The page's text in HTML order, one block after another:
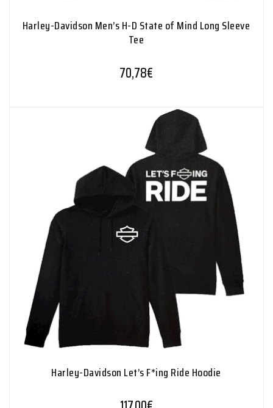
Harley-Davidson Men’s H-D State of Mind Long Sleeve
Tee
70,78€
Harley-Davidson Let’s F*ing Ride Hoodie